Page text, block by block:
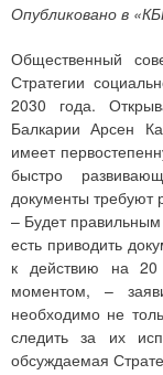
Опубликовано в
Общественный
Стратегии
2030 года.
Балкарии Арсен
имеет
быстро
документы требуют
– Будет правильным
есть приводить
к действию на 20
моментом, –
необходимо не
следить за их
обсуждаемая